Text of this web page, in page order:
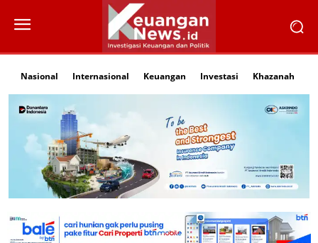
Nasional Internasional Keuangan Investasi Khazanah